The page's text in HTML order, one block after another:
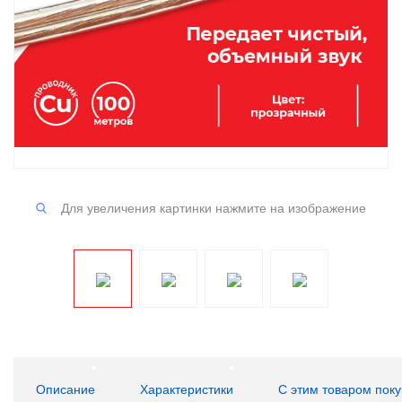
Для увеличения картинки нажмите на изображение
Описание Характеристики С этим товаром